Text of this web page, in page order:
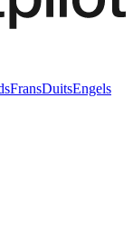
FransDuitsEngels